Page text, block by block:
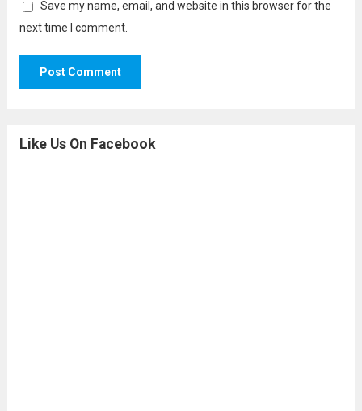
Save my name, email, and website in this browser for the
next time I comment.
Like Us On Facebook